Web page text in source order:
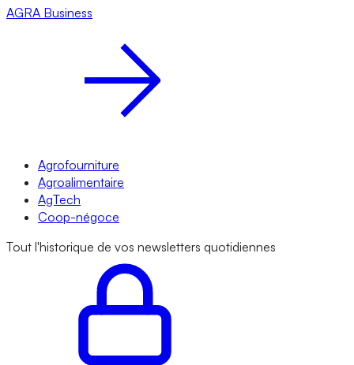
AGRA Business
Agrofourniture
Agroalimentaire
AgTech
Coop-négoce
Tout l'historique de vos newsletters quotidiennes